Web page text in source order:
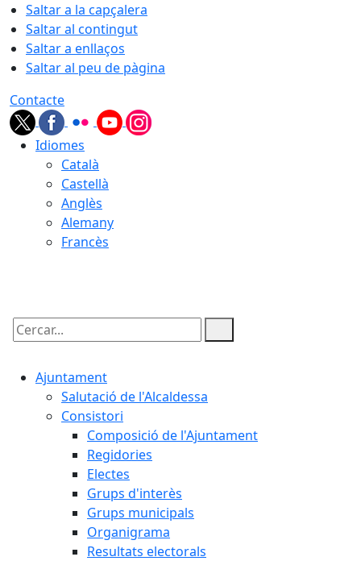
Saltar a la capçalera
Saltar al contingut
Saltar a enllaços
Saltar al peu de pàgina
Contacte
Idiomes
Català
Castellà
Anglès
Alemany
Francès
Cercar:
Ajuntament
Salutació de l'Alcaldessa
Consistori
Composició de l'Ajuntament
Regidories
Electes
Grups d'interès
Grups municipals
Organigrama
Resultats electorals